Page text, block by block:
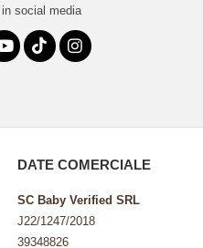
social media
DATE COMERCIALE
SC Baby Verified SRL
J22/1247/2018
39348826